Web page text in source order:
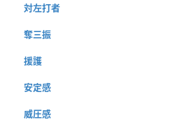
対左打者
奪三振
援護
安定感
威圧感